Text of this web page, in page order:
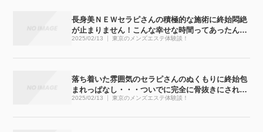
長身美ＮＥＷセラピさんの積極的な施術に終始悶絶
が止まりません！こんな幸せな時間ってあったんで
すね
2025/02/13 東京のメンズエステ体験談！
落ち着いた雰囲気のセラピさんのぬくもりに終始包
まれっぱなし・・・ついでに完全に骨抜きにされち
ゃいました
2025/02/13 東京のメンズエステ体験談！